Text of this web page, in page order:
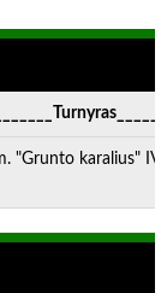
"Grunto karalius" IV